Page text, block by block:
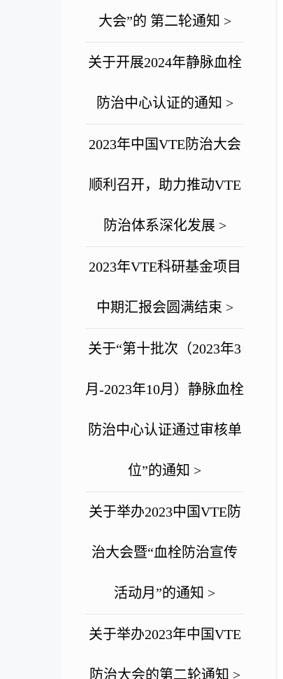
大会”的 第二轮通知 >
关于开展2024年静脉血栓
防治中心认证的通知 >
2023年中国VTE防治大会
顺利召开，助力推动VTE
防治体系深化发展 >
2023年VTE科研基金项目
中期汇报会圆满结束 >
关于“第十批次（2023年3
月-2023年10月）静脉血栓
防治中心认证通过审核单
位”的通知 >
关于举办2023中国VTE防
治大会暨“血栓防治宣传
活动月”的通知 >
关于举办2023年中国VTE
防治大会的第二轮通知 >